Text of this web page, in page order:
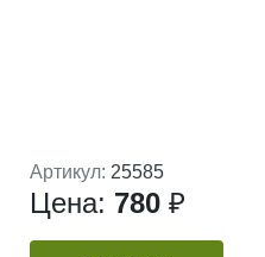
Артикул: 25585
Цена: 780 ₽